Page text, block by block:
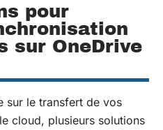
pour
sur OneDrive
sur le transfert de vos
cloud, plusieurs solutions